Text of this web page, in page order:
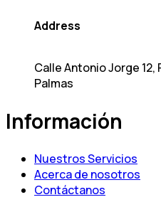
Address
Calle Antonio Jorge
Palmas
Información
Nuestros Servicios
Acerca de nosotros
Contáctanos